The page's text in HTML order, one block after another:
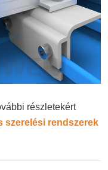
részletekért
szerelési rendszerek